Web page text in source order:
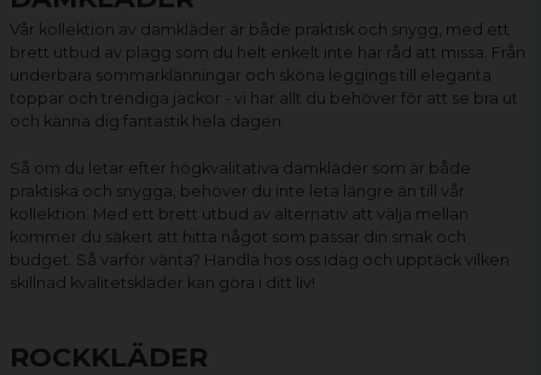
Vår kollektion av damkläder är både praktisk och snygg, med ett
brett utbud av plagg som du helt enkelt inte har råd att missa. Från
underbara sommarklänningar och sköna leggings till eleganta
toppar och trendiga jackor - vi har allt du behöver för att se bra ut
och känna dig fantastik hela dagen.
Så om du letar efter högkvalitativa damkläder som är både
praktiska och snygga, behöver du inte leta längre än till vår
kollektion. Med ett brett utbud av alternativ att välja mellan
kommer du säkert att hitta något som passar din smak och
budget. Så varför vänta? Handla hos oss idag och upptäck vilken
skillnad kvalitetskläder kan göra i ditt liv!
ROCKKLÄDER